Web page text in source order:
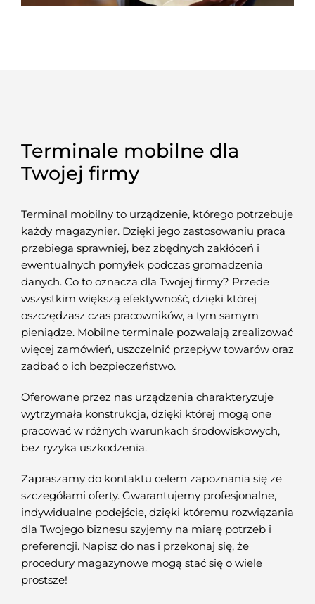
Terminale mobilne dla
Twojej firmy
Terminal mobilny to urządzenie, którego potrzebuje
każdy magazynier. Dzięki jego zastosowaniu praca
przebiega sprawniej, bez zbędnych zakłóceń i
ewentualnych pomyłek podczas gromadzenia
danych. Co to oznacza dla Twojej firmy? Przede
wszystkim większą efektywność, dzięki której
oszczędzasz czas pracowników, a tym samym
pieniądze. Mobilne terminale pozwalają zrealizować
więcej zamówień, uszczelnić przepływ towarów oraz
zadbać o ich bezpieczeństwo.
Oferowane przez nas urządzenia charakteryzuje
wytrzymała konstrukcja, dzięki której mogą one
pracować w różnych warunkach środowiskowych,
bez ryzyka uszkodzenia.
Zapraszamy do kontaktu celem zapoznania się ze
szczegółami oferty. Gwarantujemy profesjonalne,
indywidualne podejście, dzięki któremu rozwiązania
dla Twojego biznesu szyjemy na miarę potrzeb i
preferencji. Napisz do nas i przekonaj się, że
procedury magazynowe mogą stać się o wiele
prostsze!